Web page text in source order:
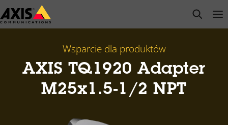
Przejdź
do
open
Wsparcie dla produktów
AXIS TQ1920 Adapter
M25x1.5-1/2 NPT